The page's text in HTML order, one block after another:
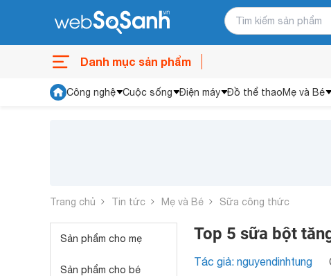
Danh mục sản phẩm
Công nghệ Cuộc sống Điện máy Đồ thể thaoMẹ và Bé
Trang chủ Tin tức Mẹ và Bé Sữa công thức
Sản phẩm cho mẹ
Sản phẩm cho bé
Top 5 sữa bột
Tác giả: nguyendinhtung